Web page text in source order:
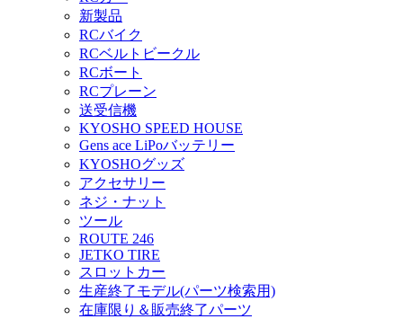
新製品
RCバイク
RCベルトビークル
RCボート
RCプレーン
送受信機
KYOSHO SPEED HOUSE
Gens ace LiPoバッテリー
KYOSHOグッズ
アクセサリー
ネジ・ナット
ツール
ROUTE 246
JETKO TIRE
スロットカー
生産終了モデル(パーツ検索用)
在庫限り＆販売終了パーツ